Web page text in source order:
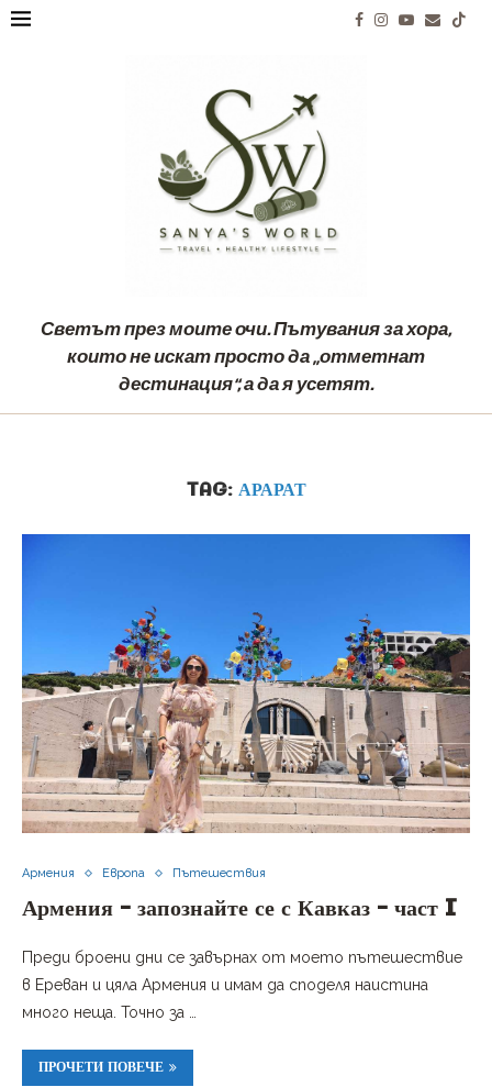
Светът през моите очи. Пътувания за хора,
които не искат просто да „отметнат
дестинация“, а да я усетят.
TAG: АРАРАТ
Армения Европа Пътешествия
Армения – запознайте се с Кавказ – част I
Преди броени дни се завърнах от моето пътешествие
в Ереван и цяла Армения и имам да споделя наистина
много неща. Точно за …
ПРОЧЕТИ ПОВЕЧЕ